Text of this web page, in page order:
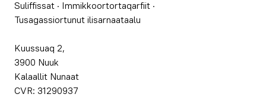
Suliffissat · Immikkoortortaqarfiit ·
Tusagassiortunut ilisarnaataalu
Kuussuaq 2,
3900 Nuuk
Kalaallit Nunaat
CVR: 31290937